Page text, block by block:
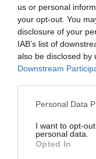
us or personal
your opt-out. You
disclosure of your
IAB’s list of
also be disclosed by
Downstream
Personal Data
I want to opt-
personal data.
Opted In
CULTURA
"La Lechera que
una faula
diner i la llibertat
ALBERT LLUECA 17/10/2025
Un futur valencià:
dignitat